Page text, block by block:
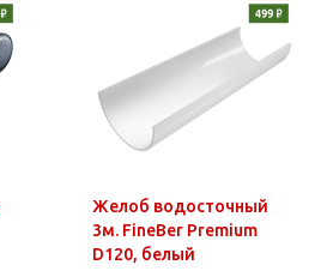
Желоб водосточный
3м. FineBer Premium
D120, белый